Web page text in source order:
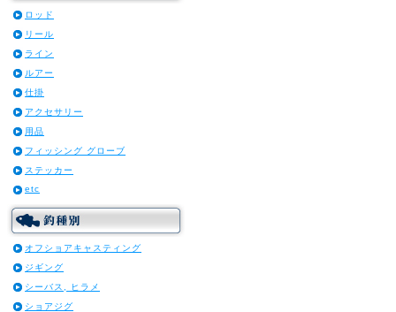
ロッド
リール
ライン
ルアー
仕掛
アクセサリー
用品
フィッシング グローブ
ステッカー
etc
オフショアキャスティング
ジギング
シーバス, ヒラメ
ショアジグ